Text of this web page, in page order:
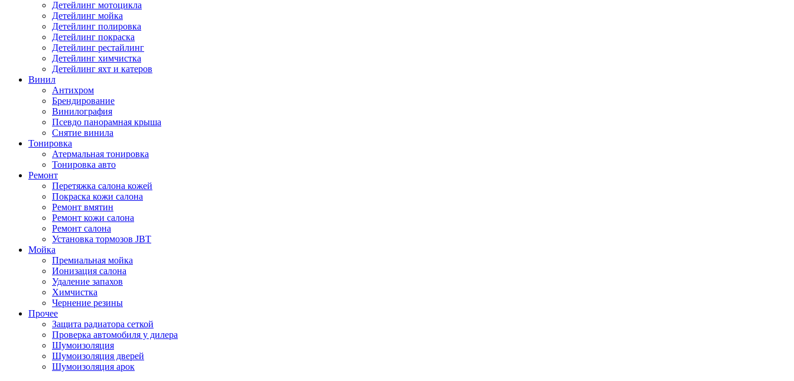
Детейлинг мотоцикла
Детейлинг мойка
Детейлинг полировка
Детейлинг покраска
Детейлинг рестайлинг
Детейлинг химчистка
Детейлинг яхт и катеров
Винил
Антихром
Брендирование
Винилография
Псевдо панорамная крыша
Снятие винила
Тонировка
Атермальная тонировка
Тонировка авто
Ремонт
Перетяжка салона кожей
Покраска кожи салона
Ремонт вмятин
Ремонт кожи салона
Ремонт салона
Установка тормозов JBT
Мойка
Премиальная мойка
Ионизация салона
Удаление запахов
Химчистка
Чернение резины
Прочее
Защита радиатора сеткой
Проверка автомобиля у дилера
Шумоизоляция
Шумоизоляция дверей
Шумоизоляция арок